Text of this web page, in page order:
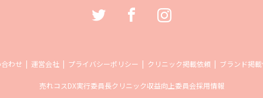
わせ 運営会社 プライバシーポリシー クリニック掲載依頼 ブランド掲
売れコスDX実行委員長クリニック収益向上委員会採用情報